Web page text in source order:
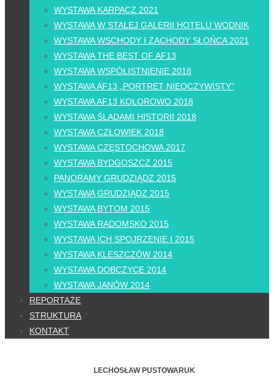
WYSTAWA KARPACZ 2021
WYSTAWA W STAŁEJ GALERII HOTELU WODNIK
WYSTAWA WSCHODY I ZACHODY SŁOŃCA 2021
WYSTAWA THE BEST OF AF13
WYSTAWA WSPÓŁISTNIENIE 2018
WYSTAWA AF13 „PORTRET NIEOCZYWISTY”
WYSTAWA AF13 KOLOROWO 2018
WYSTAWA ŚLADAMI HISTORII 2018
WYSTAWA CZŁOWIEK 2018
WYSTAWA CZĘSTOCHOWA 2017
WYSTAWA BYDGOSZCZ 2015
PANORAMY GRUDZIĄDZ 2015
WYSTAWA GRUDZIĄDZ 2015
WYSTAWA BYTOM 2015
WYSTAWA RADOMSKO 2015
WYSTAWA ICH SPOJRZENIE I 2015
WYSTAWA KLESZCZÓW 2014
WYSTAWA DOBCZYCE 2014
WYSTAWA JANÓW 2014
REPORTAŻE
STRUKTURA
KONTAKT
LECHOSŁAW PUSTOWARUK